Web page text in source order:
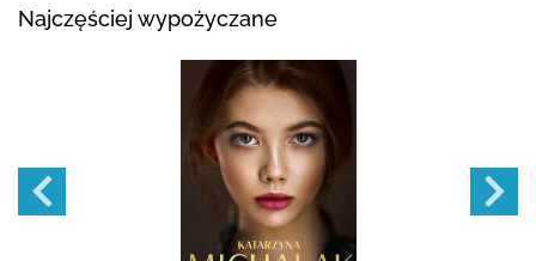
Najczęściej wypożyczane